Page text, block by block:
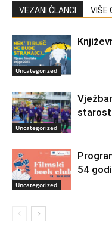
VEZANI ČLANCI VIŠE
Uncategorized
Uncategorized
Uncategorized
54